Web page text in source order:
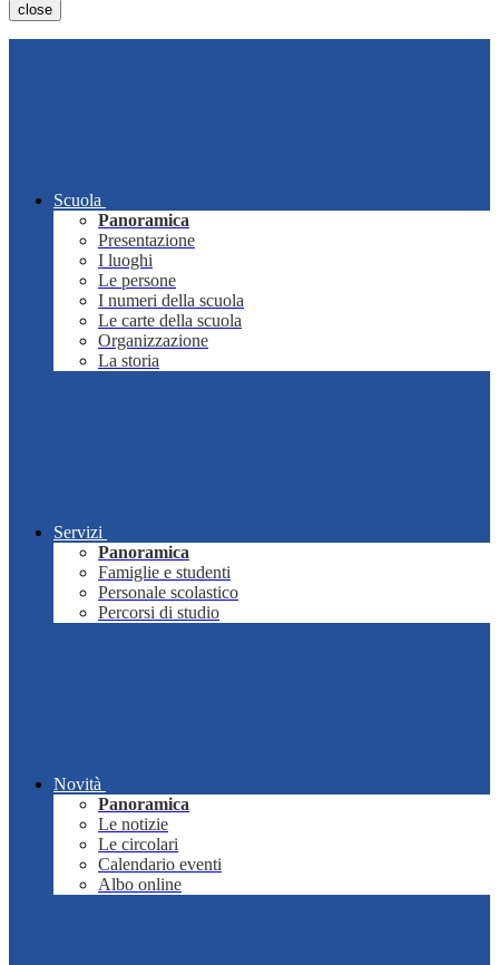
close
Scuola
Panoramica
Presentazione
I luoghi
Le persone
I numeri della scuola
Le carte della scuola
Organizzazione
La storia
Servizi
Panoramica
Famiglie e studenti
Personale scolastico
Percorsi di studio
Novità
Panoramica
Le notizie
Le circolari
Calendario eventi
Albo online